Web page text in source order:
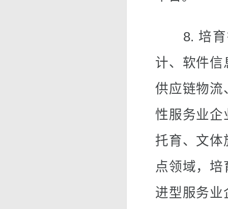
8. 培育
计、软件信
供应链物流
性服务业企
托育、文体
点领域，
进型服务业